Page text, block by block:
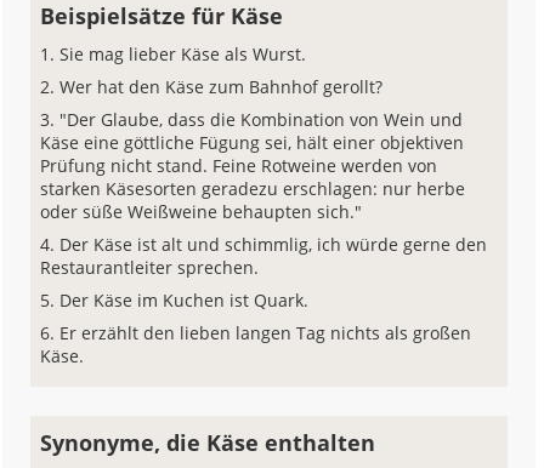
Beispielsätze für Käse
Sie mag lieber Käse als Wurst.
Wer hat den Käse zum Bahnhof gerollt?
"Der Glaube, dass die Kombination von Wein und
Käse eine göttliche Fügung sei, hält einer objektiven
Prüfung nicht stand. Feine Rotweine werden von
starken Käsesorten geradezu erschlagen: nur herbe
oder süße Weißweine behaupten sich."
Der Käse ist alt und schimmlig, ich würde gerne den
Restaurantleiter sprechen.
Der Käse im Kuchen ist Quark.
Er erzählt den lieben langen Tag nichts als großen
Käse.
Synonyme, die Käse enthalten